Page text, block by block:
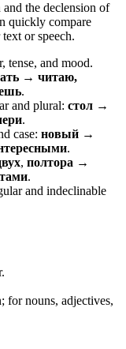
the declension of
quickly compare
or speech.
tense, and mood.
→ читаю,
.
and plural: стол →
.
case: новый →
.
, полтора →
.
and indeclinable
for nouns, adjectives,